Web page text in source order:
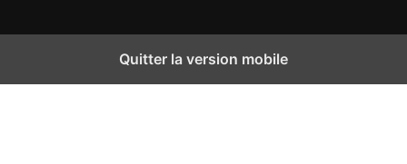
Quitter la version mobile